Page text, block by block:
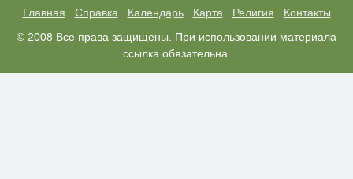
Главная Справка Календарь Карта Религия
Контакты
© 2008 Все права защищены. При использовании материала
ссылка обязательна.
i
Ролик из Омска: вы будете
смеяться долго